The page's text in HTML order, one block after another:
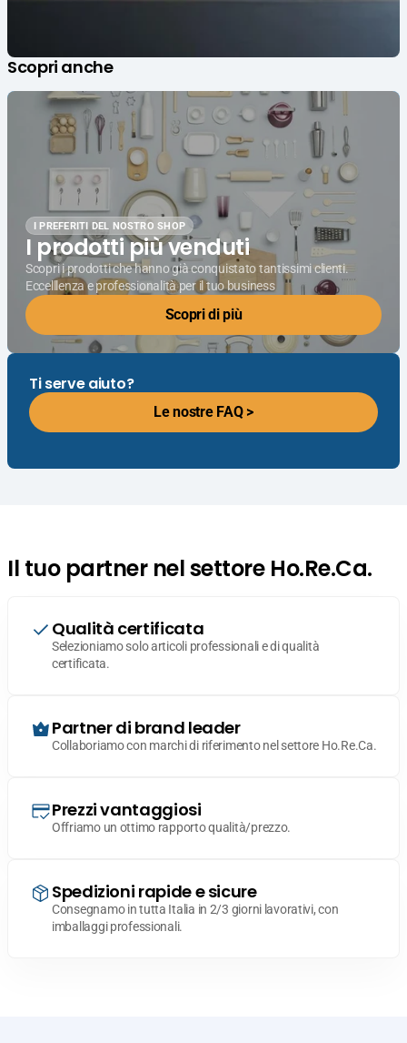
Scopri anche
I PREFERITI DEL NOSTRO SHOP
I prodotti più venduti
Scopri i prodotti che hanno già conquistato tantissimi clienti.
Eccelllenza e professionalità per il tuo business
Scopri di più
Ti serve aiuto?
Le nostre FAQ >
Il tuo partner nel settore Ho.Re.Ca.
Qualità certificata
Selezioniamo solo articoli professionali e di qualità
certificata.
Partner di brand leader
Collaboriamo con marchi di riferimento nel settore Ho.Re.Ca.
Prezzi vantaggiosi
Offriamo un ottimo rapporto qualità/prezzo.
Spedizioni rapide e sicure
Consegnamo in tutta Italia in 2/3 giorni lavorativi, con
imballaggi professionali.